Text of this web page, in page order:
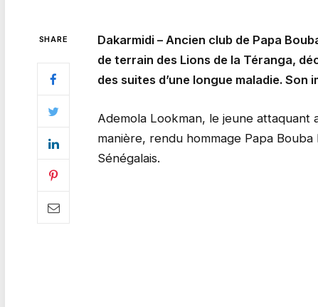
SHARE
Dakarmidi – Ancien club de Papa
de terrain des Lions de la Téranga,
des suites d’une longue maladie.
Ademola Lookman, le jeune attaquant
manière, rendu hommage Papa
Sénégalais.